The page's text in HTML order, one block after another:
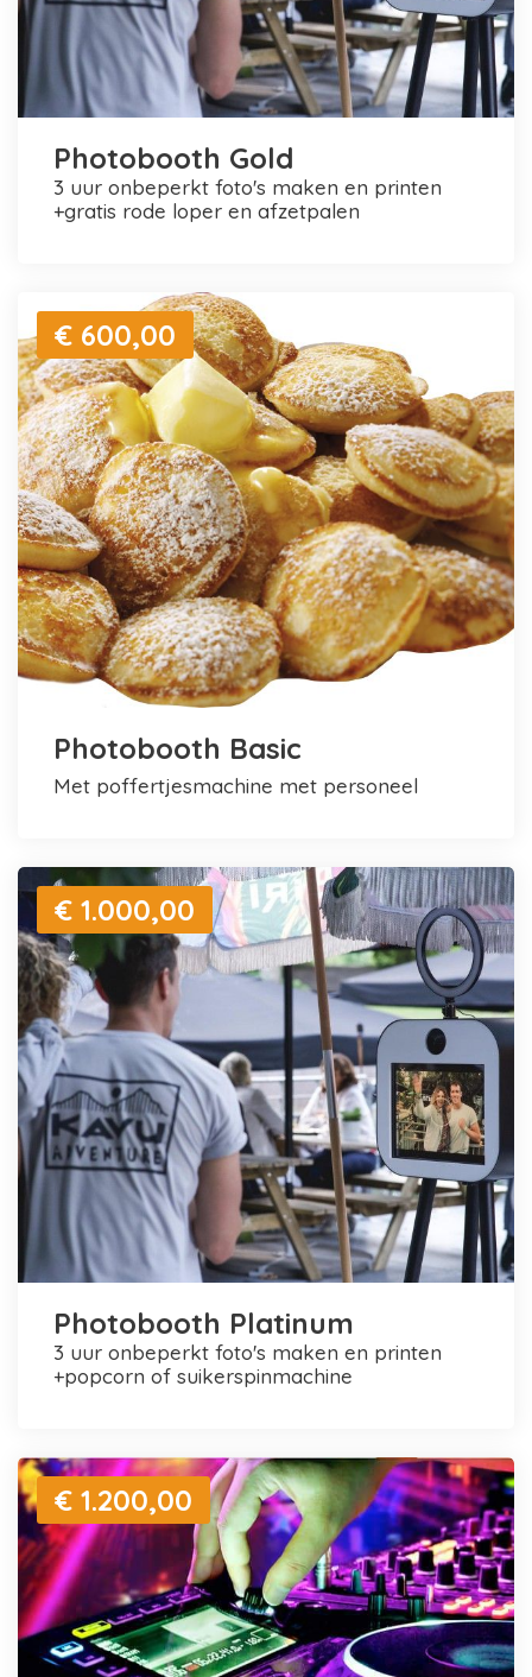
Photobooth Gold
3 uur onbeperkt foto's maken en printen
+gratis rode loper en afzetpalen
€ 600,00
Photobooth Basic
met poffertjesmachine met personeel
€ 1.000,00
Photobooth Platinum
3 uur onbeperkt foto's maken en printen
+popcorn of suikerspinmachine
€ 1.200,00